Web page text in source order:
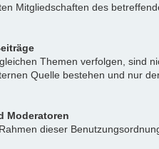
Mitgliedschaften des
Themen verfolgen, sind
Quelle bestehen und nur
Moderatoren
dieser